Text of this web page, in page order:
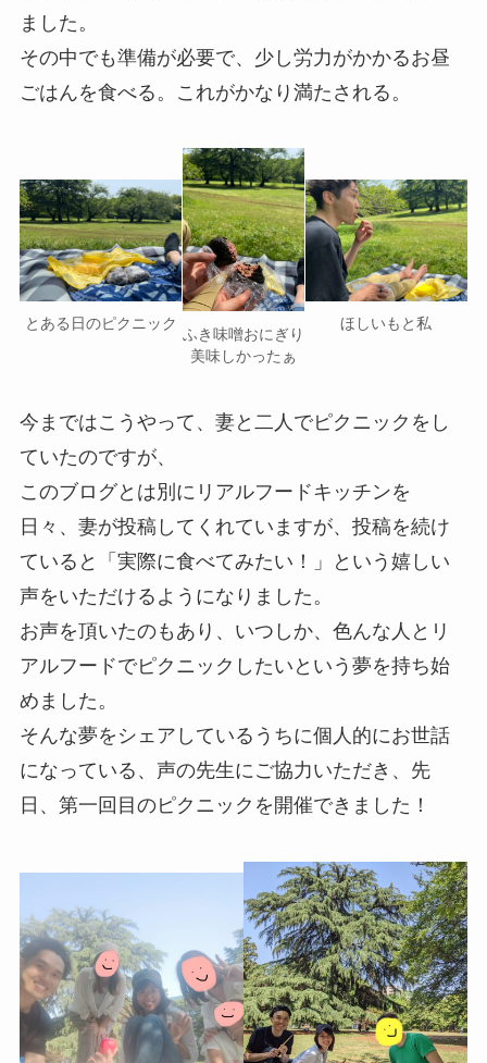
ました。
その中でも準備が必要で、少し労力がかかるお昼
ごはんを食べる。これがかなり満たされる。
とある日のピクニック
ふき味噌おにぎり
美味しかったぁ
ほしいもと私
今まではこうやって、妻と二人でピクニックをし
ていたのですが、
このブログとは別にリアルフードキッチンを
日々、妻が投稿してくれていますが、投稿を続け
ていると「実際に食べてみたい！」という嬉しい
声をいただけるようになりました。
お声を頂いたのもあり、いつしか、色んな人とリ
アルフードでピクニックしたいという夢を持ち始
めました。
そんな夢をシェアしているうちに個人的にお世話
になっている、声の先生にご協力いただき、先
日、第一回目のピクニックを開催できました！